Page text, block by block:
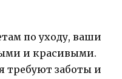
по уходу, ваши
и красивыми.
требуют заботы и